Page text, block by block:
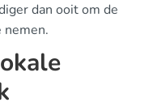
dan ooit om de
nemen.